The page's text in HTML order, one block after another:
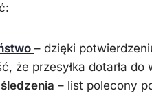
– dzięki
że przesyłka dotarła do
– list polecony